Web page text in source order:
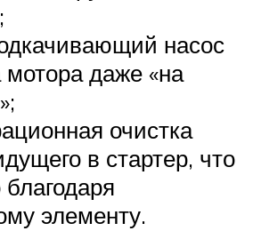
насос
мотора даже «на
очистка
в стартер, что
элементу.